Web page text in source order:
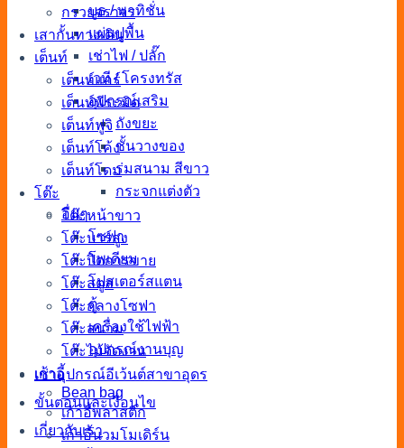
บูธ / พาทิชั่น
แผ่นปูพื้น
เช่าไฟ / ปลั๊ก
เวที / โครงทรัส
อุปกรณ์เสริม
ถังขยะ
ชั้นวางของ
ร่มสนาม สีขาว
กระจกแต่งตัว
อื่นๆ
โซฟา
โพเดียม
โปสเตอร์สแตน
ตู้
เครื่องใช้ไฟฟ้า
อุปกรณ์งานบุญ
เช่าอุปกรณ์อีเว้นต์สาขาอุดร
ขั้นตอนและเงื่อนไข
เกี่ยวกับเรา
กรวยจราจร
เสากั้นทางเดิน
เต็นท์
เต็นท์แอร์
เต็นท์พีระมิด
เต็นท์ฟูจิ
เต็นท์โค้ง
เต็นท์โดม
โต๊ะ
โต๊ะหน้าขาว
โต๊ะบาร์สูง
โต๊ะปิดการขาย
โต๊ะสตูล
โต๊ะกลางโซฟา
โต๊ะสนาม
โต๊ะไม้จัดงาน
เก้าอี้
Bean bag
เก้าอี้พลาสติก
เก้าอี้นวมโมเดิร์น